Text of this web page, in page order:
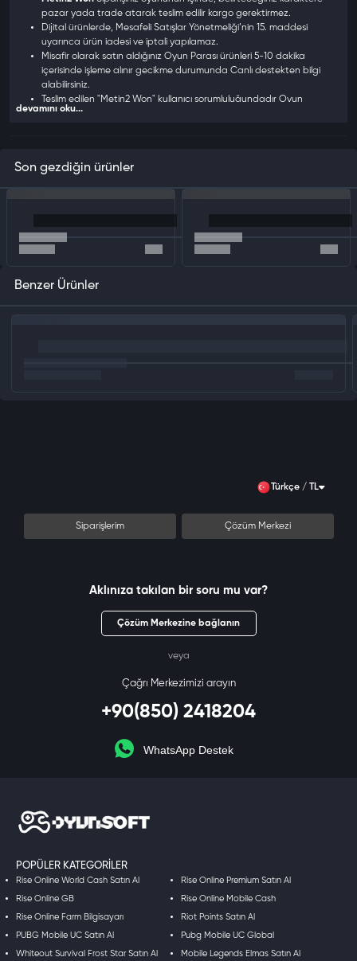
pazar yada trade atarak teslim edilir kargo gerektirmez.
Dijital ürünlerde, Mesafeli Satışlar Yönetmeliği’nin 15. maddesi
uyarınca ürün iadesi ve iptali yapılamaz.
Misafir olarak satın aldığınız Oyun Parası ürünleri 5-10 dakika
içerisinde işleme alınır gecikme durumunda Canlı destekten bilgi
alabilirsiniz.
Teslim edilen "Metin2 Won" kullanıcı sorumluluğundadır Oyun
içerisinde yapılacak hatalardan kullanıcı sorumludur.
devamını oku...
Son gezdiğin ürünler
Benzer Ürünler
Türkçe / TL
Siparişlerim Çözüm Merkezi
Aklınıza takılan bir soru mu var?
Çözüm Merkezine bağlanın
veya
Çağrı Merkezimizi arayın
+90(850) 2418204
WhatsApp Destek
POPÜLER KATEGORILER
Rise Online World Cash Satın Al Rise Online Premium Satın Al
Rise Online GB Rise Online Mobile Cash
Rise Online Farm Bilgisayarı Riot Points Satın Al
PUBG Mobile UC Satın Al Pubg Mobile UC Global
Whiteout Survival Frost Star Satın Al Mobile Legends Elmas Satın Al